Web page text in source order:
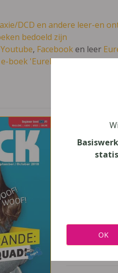
DCD en andere leer-en
bedoeld zijn
Youtube, Facebooken leer
boek 'Eureka: leren en
CLICK
Vak
Pagina'sOK